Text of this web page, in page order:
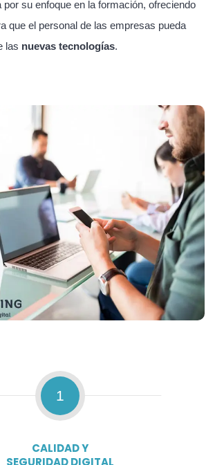
su enfoque en la formación, ofreciendo
que el personal de las empresas pueda
las nuevas tecnologías.
1
CALIDAD Y
SEGURIDAD DIGITAL